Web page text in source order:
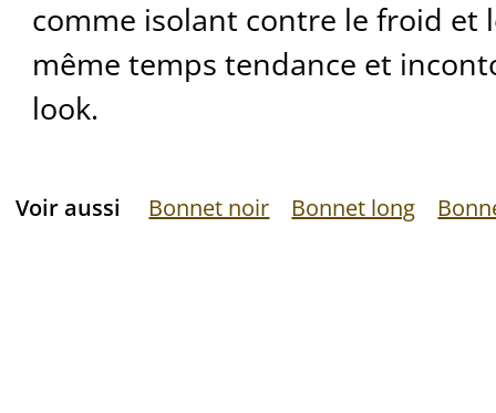
comme isolant contre le froid et
même temps tendance et
look.
Voir aussi Bonnet noir Bonnet long